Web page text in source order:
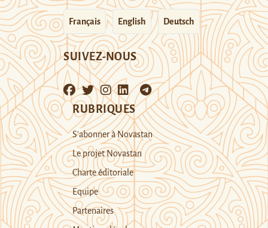
Français English Deutsch
SUIVEZ-NOUS
RUBRIQUES
S’abonner à Novastan
Le projet Novastan
Charte éditoriale
Equipe
Partenaires